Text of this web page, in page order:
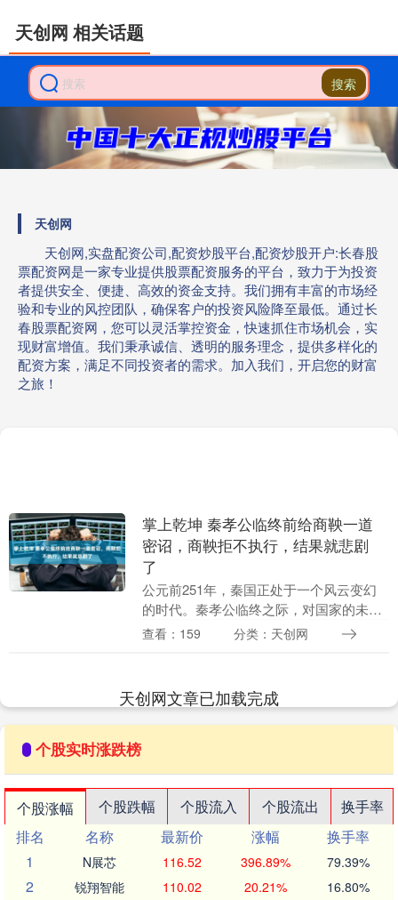
搜索
天创网
天创网,实盘配资公司,配资炒股平台,配资炒股开户:长春股
票配资网是一家专业提供股票配资服务的平台，致力于为投资
者提供安全、便捷、高效的资金支持。我们拥有丰富的市场经
验和专业的风控团队，确保客户的投资风险降至最低。通过长
春股票配资网，您可以灵活掌控资金，快速抓住市场机会，实
现财富增值。我们秉承诚信、透明的服务理念，提供多样化的
配资方案，满足不同投资者的需求。加入我们，开启您的财富
之旅！
天创网 相关话题
掌上乾坤 秦孝公临终前给商鞅一道
密诏，商鞅拒不执行，结果就悲剧
了
公元前251年，秦国正处于一个风云变幻
的时代。秦孝公临终之际，对国家的未来
充满了忧虑。他深感自己离世后，秦国的
查看：159 分类：天创网
天创网文章已加载完成
个股实时涨跌榜
个股涨幅 个股跌幅 个股流入 个股流出
换手率
排名
名称 最新价 涨幅
换手率
1
N展芯 116.52 396.89% 79.39%
2 锐翔智能 110.02 20.21% 16.80%